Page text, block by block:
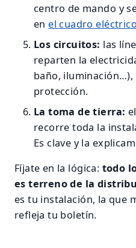
centro de mando y
en el cuadro
Los circuitos: las
reparten la
baño, iluminación…),
protección.
La toma de tierra:
recorre toda la
Es clave y la
Fíjate en la lógica: todo
es terreno de la
es tu instalación, la que
refleja tu boletín.